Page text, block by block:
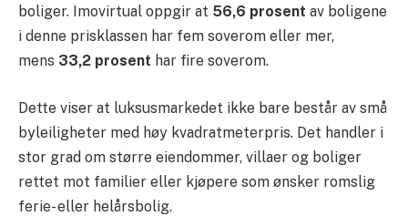
boliger. Imovirtual oppgir at 56,6 prosent av boligene
i denne prisklassen har fem soverom eller mer,
mens 33,2 prosent har fire soverom.
Dette viser at luksusmarkedet ikke bare består av små
byleiligheter med høy kvadratmeterpris. Det handler i
stor grad om større eiendommer, villaer og boliger
rettet mot familier eller kjøpere som ønsker romslig
ferie- eller helårsbolig.